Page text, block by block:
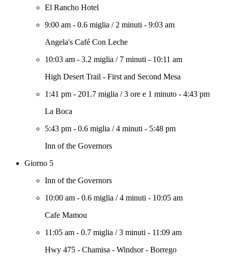
El Rancho Hotel
9:00 am - 0.6 miglia / 2 minuti - 9:03 am
Angela's Café Con Leche
10:03 am - 3.2 miglia / 7 minuti - 10:11 am
High Desert Trail - First and Second Mesa
1:41 pm - 201.7 miglia /3 ore e 1 minuto - 4:43 pm
La Boca
5:43 pm - 0.6 miglia /4 minuti - 5:48 pm
Inn of the Governors
Giorno 5
Inn of the Governors
10:00 am - 0.6 miglia /4 minuti - 10:05 am
Cafe Mamou
11:05 am - 0.7 miglia /3 minuti - 11:09 am
Hwy 475 - Chamisa - Windsor - Borrego